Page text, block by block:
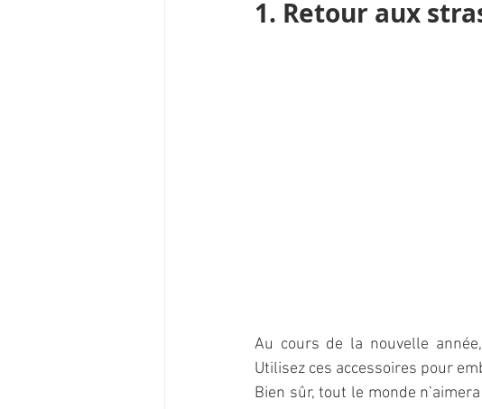
1. Retour aux
Au cours de la nouvelle
Utilisez ces accessoires pour
Bien sûr, tout le monde